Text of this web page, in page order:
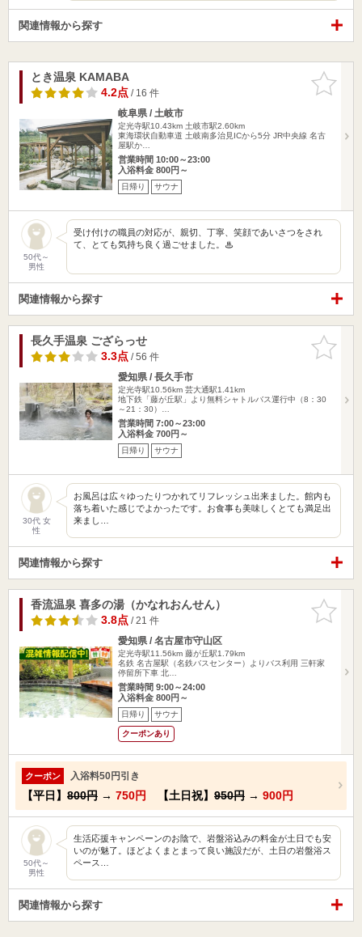
関連情報から探す
お気に入
りに追加
とき温泉 KAMABA
4.2点/ 16 件
岐阜県 / 土岐市
定光寺駅10.43km 土岐市駅2.60km
東海環状自動車道 土岐南多治見ICから5分 JR中央線 名古
屋駅か…
営業時間 10:00～23:00
入浴料金 800円～
日帰り サウナ
50代～
男性
受け付けの職員の対応が、親切、丁寧、笑顔であいさつをされ
て、とても気持ち良く過ごせました。♨
関連情報から探す
お気に入
りに追加
長久手温泉 ござらっせ
3.3点/ 56 件
愛知県 / 長久手市
定光寺駅10.56km 芸大通駅1.41km
地下鉄「藤が丘駅」より無料シャトルバス運行中（8：30
～21：30）…
営業時間 7:00～23:00
入浴料金 700円～
日帰り サウナ
30代 女
性
お風呂は広々ゆったりつかれてリフレッシュ出来ました。館内も
落ち着いた感じでよかったです。お食事も美味しくとても満足出
来まし…
関連情報から探す
お気に入
りに追加
香流温泉 喜多の湯（かなれおんせん）
3.8点/ 21 件
愛知県 / 名古屋市守山区
定光寺駅11.56km 藤が丘駅1.79km
名鉄 名古屋駅（名鉄バスセンター）よりバス利用 三軒家
停留所下車 北…
営業時間 9:00～24:00
入浴料金 800円～
日帰り サウナ
クーポンあり
クーポン 入浴料50円引き
【平日】 800円 → 750円 【土日祝】 950円 → 900円
50代～
男性
生活応援キャンペーンのお陰で、岩盤浴込みの料金が土日でも安
いのが魅了。ほどよくまとまって良い施設だが、土日の岩盤浴ス
ペース…
関連情報から探す